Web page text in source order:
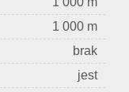
1 000 m
brak
jest